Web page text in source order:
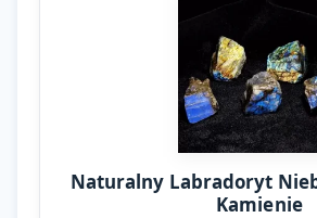
Naturalny Labradoryt
Kamienie